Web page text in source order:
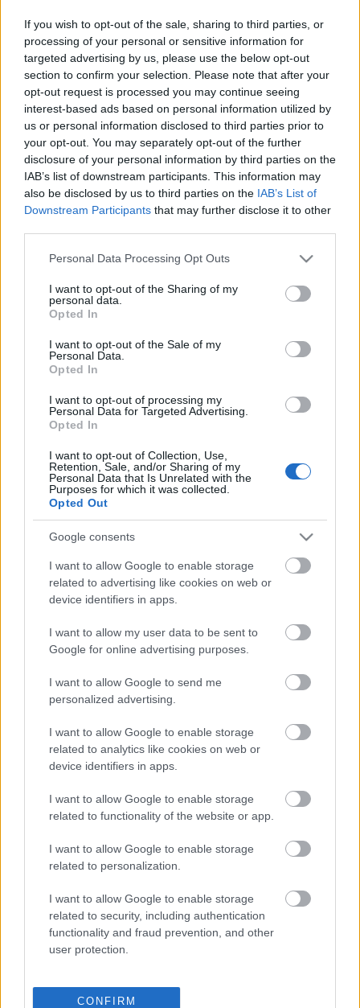
If you wish to opt-out of the sale, sharing to third parties, or
processing of your personal or sensitive information for
targeted advertising by us, please use the below opt-out
section to confirm your selection. Please note that after your
opt-out request is processed you may continue seeing
interest-based ads based on personal information utilized by
us or personal information disclosed to third parties prior to
your opt-out. You may separately opt-out of the further
disclosure of your personal information by third parties on the
IAB’s list of downstream participants. This information may
also be disclosed by us to third parties on the IAB’s List of
Downstream Participants that may further disclose it to other
Please note that this website/app uses one or more Google
not limited to your visit or usage behaviour. You may click to
grant or deny consent to Google and its third-party tags to
use your data for below specified purposes in below Google
consent section.
Personal Data Processing Opt Outs
I want to opt-out of the Sharing of my
personal data.
Opted In
I want to opt-out of the Sale of my
Personal Data.
Opted In
I want to opt-out of processing my
Personal Data for Targeted Advertising.
Opted In
I want to opt-out of Collection, Use,
Retention, Sale, and/or Sharing of my
Personal Data that Is Unrelated with the
Purposes for which it was collected.
Opted Out
Google consents
I want to allow Google to enable storage
related to advertising like cookies on web or
device identifiers in apps.
I want to allow my user data to be sent to
Google for online advertising purposes.
I want to allow Google to send me
personalized advertising.
I want to allow Google to enable storage
related to analytics like cookies on web or
device identifiers in apps.
I want to allow Google to enable storage
related to functionality of the website or app.
I want to allow Google to enable storage
related to personalization.
I want to allow Google to enable storage
related to security, including authentication
functionality and fraud prevention, and other
user protection.
CONFIRM
Összegzés:
Nézőcsúcs: Berlin – 8.392 fő
Legkevesebb néző:GWD Minden – 1.746 fő
Átlagos nézőszám:≈ 4.930 fő
Átlag fölött teljesítő csapatok:Berlin,
Hannover, HC Erlangen
Stuttgart
Címkék:bundesliga hírmix
Ajánlott bejegyzések:
Berlini dráma
Férfi Bundesliga 2.Forduló